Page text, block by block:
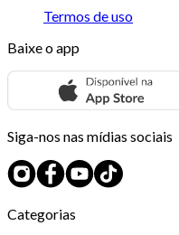
Termos de uso
Baixe o app
Siga-nos nas mídias sociais
Categorias